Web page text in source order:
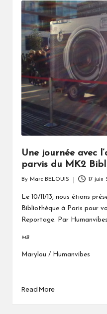
Une journée avec
parvis du MK2
by
By Marc BELOUIS 17 juin
Le 10/11/13, nous étions
Bibliothèque à Paris pour
Reportage. Par Humanvibes
MB
Marylou / Humanvibes
Read More